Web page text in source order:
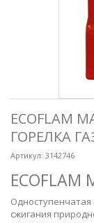
ECOFLAM
ГОРЕЛКА
Артикул: 3142746
ECOFLAM
Одноступенчатая
сжигания